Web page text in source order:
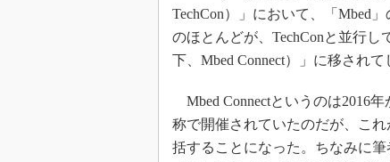
TechCon）」において、「Mbed
のほとんどが、TechConと並行し
下、Mbed Connect）」に移されて
Mbed Connectというのは2016
称で開催されていたのだが、こ
括することになった。ちなみに